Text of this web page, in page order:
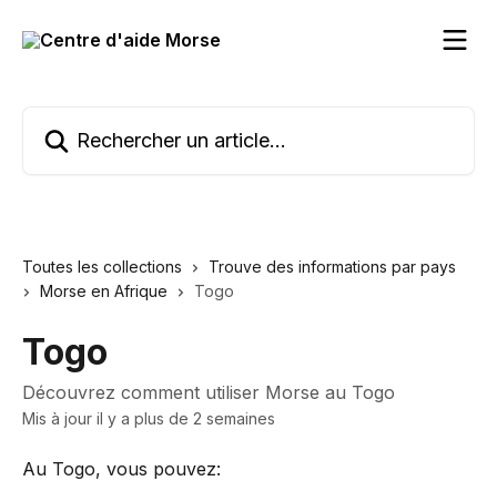
Toutes les collections
Trouve des informations par pays
Morse en Afrique
Togo
Togo
Découvrez comment utiliser Morse au Togo
Mis à jour il y a plus de 2 semaines
Au Togo, vous pouvez: